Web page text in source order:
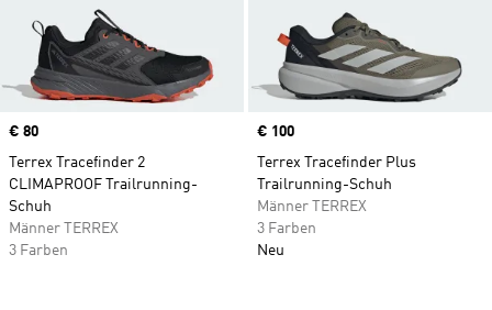
Price
€ 80
Terrex Tracefinder 2
CLIMAPROOF Trailrunning-
Schuh
Männer TERREX
3 Farben
Price
€ 100
Terrex Tracefinder Plus
Trailrunning-Schuh
Männer TERREX
3 Farben
Neu